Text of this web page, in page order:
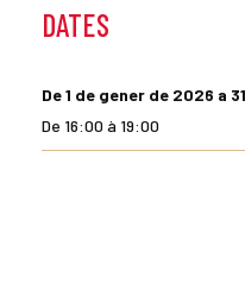
DATES
De 1 de gener de 2026 a
De 16:00 à 19:00